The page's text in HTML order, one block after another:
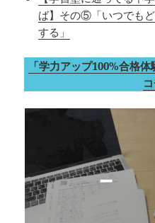
ば】その⑤「いつでも
する」
「学力アップ100%合格